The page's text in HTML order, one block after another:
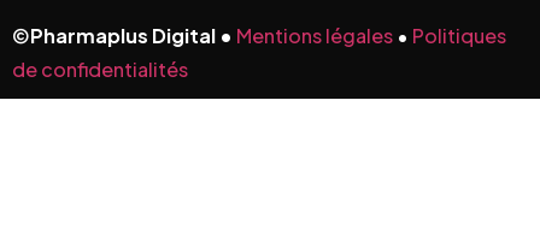
©Pharmaplus Digital • Mentions légales • Politiques
de confidentialités